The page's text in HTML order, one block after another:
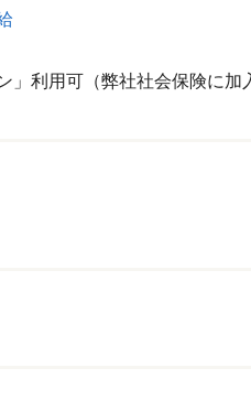
」利用可（弊社社会保険に加